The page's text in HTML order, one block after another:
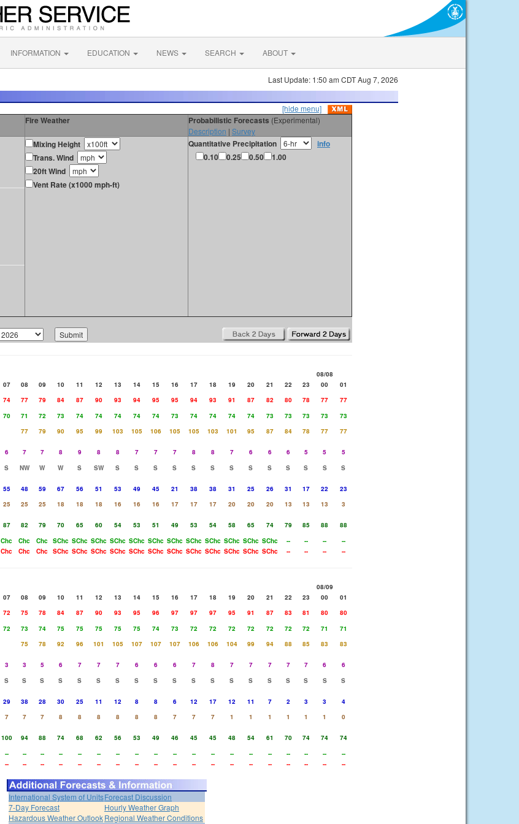
INFORMATION EDUCATION NEWS SEARCH ABOUT
Last Update: 1:50 am CDT Aug 7, 2026
[hide menu]
Fire Weather Probabilistic Forecasts (Experimental)
Description | Survey
Mixing Height
Trans. Wind
20ft Wind
Vent Rate (x1000 mph-ft)
Quantitative Precipitation
info
0.10
0.25 0.50 1.00
08/08
07 08 09 10 11 12 13 14 15 16 17 18 19 20 21 22 23 00
01
74 77 79 84 87 90 93 94 95 95 94 93 91 87 82 80 78 77
77
70 71 72 73 74 74 74 74 74 73 74 74 74 74 73 73 73 73
73
77 79 90 95 99 103 105 106 105 105 103 101 95 87 84 78 77
77
6 7 7 8 9 8 8 7 7 7 8 8 7 6 6 6 5 5
5
S NW W W S SW S S S S S S S S S S S S
S
55 48 59 67 56 51 53 49 45 21 38 38 31 25 26 31 17 22
23
25 25 25 18 18 18 16 16 16 17 17 17 20 20 20 13 13 13
3
87 82 79 70 65 60 54 53 51 49 53 54 58 65 74 79 85 88
88
Chc Chc Chc SChc SChc SChc SChc SChc SChc SChc SChc SChc SChc SChc SChc -- -- --
--
Chc Chc Chc SChc SChc SChc SChc SChc SChc SChc SChc SChc SChc SChc SChc -- -- -- --
08/09
07 08 09 10 11 12 13 14 15 16 17 18 19 20 21 22 23 00
01
72 75 78 84 87 90 93 95 96 97 97 97 95 91 87 83 81 80
80
72 73 74 75 75 75 75 75 74 73 72 72 72 72 72 72 72 71
71
75 78 92 96 101 105 107 107 107 106 106 104 99 94 88 85 83
83
3 3 5 6 7 7 7 6 6 6 7 8 7 7 7 7 7 6
6
S S S S S S S S S S S S S S S S S S
S
29 38 28 30 25 11 12 8 8 6 12 17 12 11 7 2 3 3
4
7 7 7 8 8 8 8 8 8 7 7 7 1 1 1 1 1 1
0
100 94 88 74 68 62 56 53 49 46 45 45 48 54 61 70 74 74
74
-- -- -- -- -- -- -- -- -- -- -- -- -- -- -- -- -- --
--
-- -- -- -- -- -- -- -- -- -- -- -- -- -- -- -- -- -- --
International System of UnitsForecast Discussion
7-Day Forecast
Hourly Weather Graph
Hazardous Weather OutlookRegional Weather Conditions